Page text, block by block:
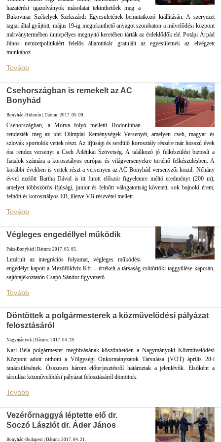
hazatérési igazolványok másolatai tekinthetőek meg a
Bukovinai Székelyek Szekszárdi Egyesületének bemutatkozó kiállításán. A szervezet
tagjai által gyűjtött, május 19-ig megtekinthető anyagot szombaton a művelődési központ
márványtermében ünnepélyes megnyitó keretében tárták az érdeklődők elé. Potápi Árpád
János nemzetpolitikáért felelős államtitkár gratulált az egyesületnek az elvégzett
munkához.
Tovább
Csehországban is remekelt az AC
Bonyhád
Bonyhád-Hidonín | Dátum: 2017. 05. 09.
Csehországban, a Morva folyó melletti Hodonínban
rendezték meg az idei Olimpiai Reménységek Versenyét, amelyen cseh, magyar és
szlovák sportolók vettek részt. Az ifjúsági és serdülő korosztály részére már hosszú évek
óta rendez versenyt a Cseh Atlétikai Szövetség. A találkozó jó felkészülést biztosít a
fiatalok számára a korosztályos európai és világversenyekre történő felkészülésben. A
korábbi években is vettek részt a versenyen az AC Bonyhád versenyzői közül. Néhány
évvel ezelőtt Bartha Dávid is itt futott először figyelemre méltó eredményt (200 m),
amelyet többszörös ifjúsági, junior és felnőtt válogatottság követett, sok bajnoki érem,
felnőtt és korosztályos EB, illetve VB részvétel mellett.
Tovább
Végleges engedéllyel működik
Paks-Bonyhád | Dátum: 2017. 05. 05.
Lezárult az integrációs folyamat, végleges működési
engedélyt kapott a Mezőföldvíz Kft. – értékelt a társaság csütörtöki taggyűlése kapcsán,
sajtótájékoztatón Csapó Sándor ügyvezető.
Tovább
Döntöttek a polgármesterek a közművelődési pályázat
felosztásáról
Nagymányok | Dátum: 2017. 04. 28.
Karl Béla polgármester meghívásának köszönhetően a Nagymányoki Közművelődési
Központ adott otthont a Völgységi Önkormányzatok Társulása (VÖT) április 28-i
tanácsülésének. Összesen három előterjesztésről határoztak a jelenlévők. Elsőként a
társulási közművelődési pályázat felosztásáról döntöttek.
Tovább
Vezérőrnaggyá léptette elő dr.
Soczó Lászlót dr. Áder János
Bonyhád-Budapest | Dátum: 2017. 04. 21.